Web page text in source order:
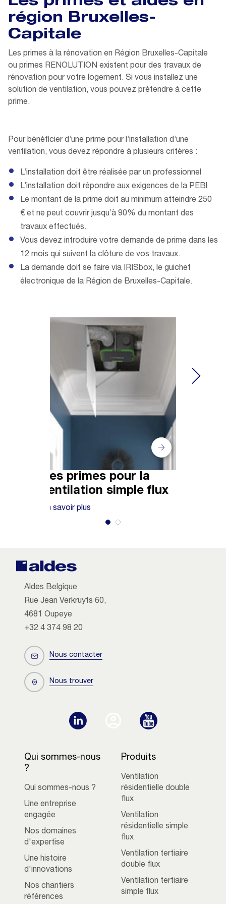
région Bruxelles-
Capitale
Les primes à la rénovation en Région Bruxelles-Capitale
ou primes RENOLUTION existent pour des travaux de
rénovation pour votre logement. Si vous installez une
solution de ventilation, vous pouvez prétendre à cette
prime.
Pour bénéficier d’une prime pour l’installation d’une
ventilation, vous devez répondre à plusieurs critères :
L’installation doit être réalisée par un professionnel
L’installation doit répondre aux exigences de la PEBl
Le montant de la prime doit au minimum atteindre 250
€ et ne peut couvrir jusqu’à 90% du montant des
travaux effectués.
Vous devez introduire votre demande de prime dans les
12 mois qui suivent la clôture de vos travaux.
La demande doit se faire via IRISbox, le guichet
électronique de la Région de Bruxelles-Capitale.
Les primes pour la
ventilation simple flux
En savoir plus
Aldes Belgique
Rue Jean Verkruyts 60,
4681 Oupeye
+32 4 374 98 20
Nous contacter
Nous trouver
Qui sommes-nous
?
Qui sommes-nous ?
Une entreprise
engagée
Nos domaines
d'expertise
Une histoire
d'innovations
Nos chantiers
références
Produits
Ventilation
résidentielle double
flux
Ventilation
résidentielle simple
flux
Ventilation tertiaire
double flux
Ventilation tertiaire
simple flux